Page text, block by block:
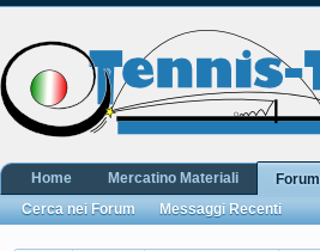
Home Mercatino Materiali
Forum
Cerca nei Forum
Messaggi Recenti